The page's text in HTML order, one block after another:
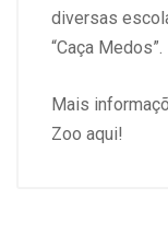
diversas
“Caça Medos”.
Mais
Zoo aqui!